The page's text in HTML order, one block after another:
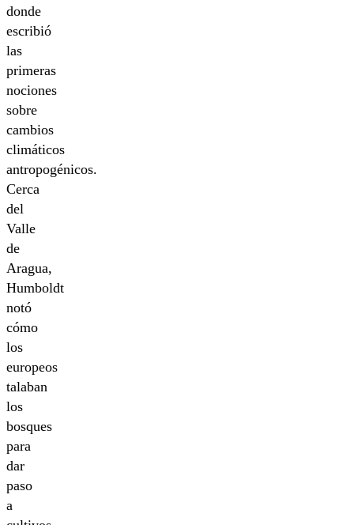
donde
escribió
las
primeras
nociones
sobre
cambios
climáticos
antropogénicos.
Cerca
del
Valle
de
Aragua,
Humboldt
notó
cómo
los
europeos
talaban
los
bosques
para
dar
paso
a